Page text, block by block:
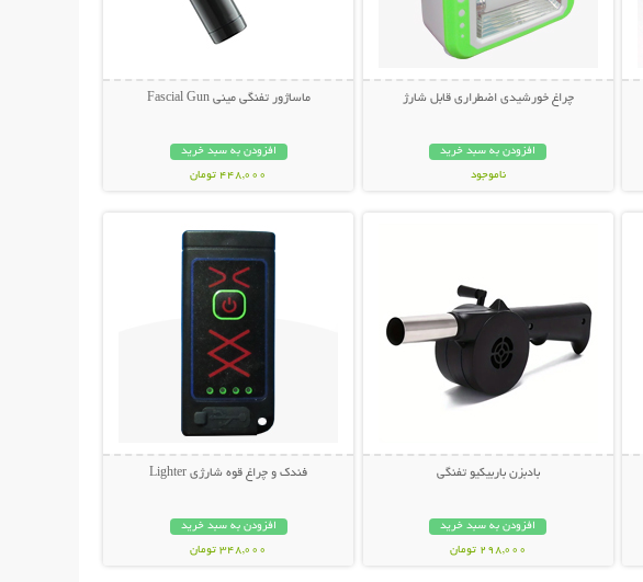
چراغ خورشیدی اضطراری قابل شارژ
افزودن به سبد خرید
ناموجود
ماساژور تفنگی مینی Fascial Gun
افزودن به سبد خرید
448,000 تومان
بادبزن باربیکیو تفنگی
افزودن به سبد خرید
298,000 تومان
فندک و چراغ قوه شارژی Lighter
افزودن به سبد خرید
348,000 تومان